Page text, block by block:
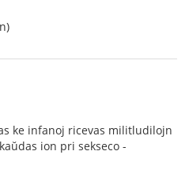
ke infanoj ricevas militludilojn
ion pri sekseco -